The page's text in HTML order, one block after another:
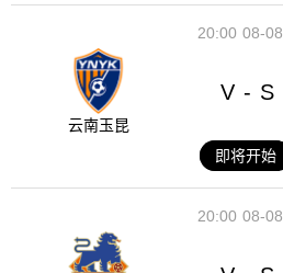
08-08
20:00
云南玉昆
V - S
即将开始
08-08
20:00